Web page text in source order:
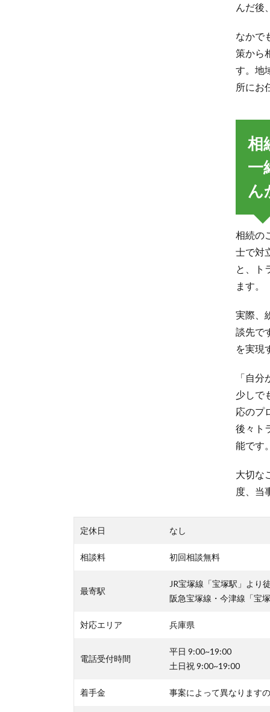
んだ後
なかで
策から
す。地
所にお
相
一
ん
相続の
士で対
と、ト
ます。
実際、
談先で
を実現
「自
少しで
応のプ
後々ト
能です
大切な
度、当
定休日 なし
相談料 初回相談無料
最寄駅
JR宝塚線「宝塚駅」より
阪急宝塚線・今津線「宝
対応エリア 兵庫県
電話受付時間
平日 9:00~19:00
土日祝 9:00~19:00
着手金 事案によって異なります